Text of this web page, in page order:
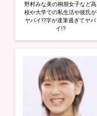
野村みな美の桐朋女子など高
校や大学での私生活や彼氏が
ヤバイ!?字が達筆過ぎてヤバ
イ!?